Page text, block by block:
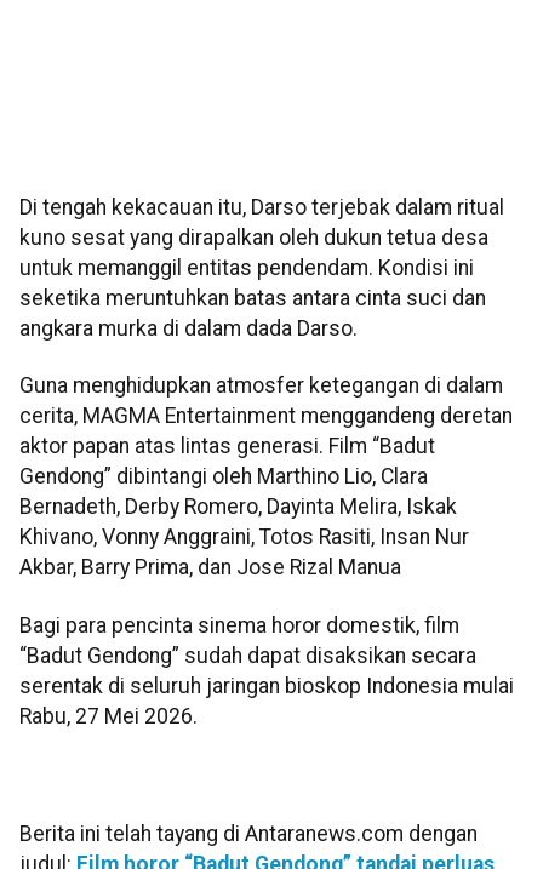
Di tengah kekacauan itu, Darso terjebak dalam ritual
kuno sesat yang dirapalkan oleh dukun tetua desa
untuk memanggil entitas pendendam. Kondisi ini
seketika meruntuhkan batas antara cinta suci dan
angkara murka di dalam dada Darso.
Guna menghidupkan atmosfer ketegangan di dalam
cerita, MAGMA Entertainment menggandeng deretan
aktor papan atas lintas generasi. Film “Badut
Gendong” dibintangi oleh Marthino Lio, Clara
Bernadeth, Derby Romero, Dayinta Melira, Iskak
Khivano, Vonny Anggraini, Totos Rasiti, Insan Nur
Akbar, Barry Prima, dan Jose Rizal Manua
Bagi para pencinta sinema horor domestik, film
“Badut Gendong” sudah dapat disaksikan secara
serentak di seluruh jaringan bioskop Indonesia mulai
Rabu, 27 Mei 2026.
Berita ini telah tayang di Antaranews.com dengan